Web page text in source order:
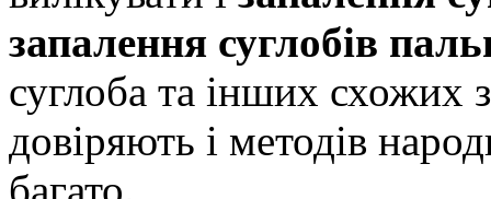
запалення суглобів
суглоба та інших схожих
довіряють і методів
багато.